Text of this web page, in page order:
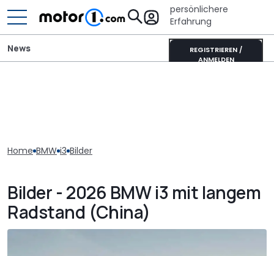
persönlichere
Erfahrung
REGISTRIEREN /
ANMELDEN
News
Home BMW i3 Bilder
Bilder - 2026 BMW i3 mit langem
Radstand (China)